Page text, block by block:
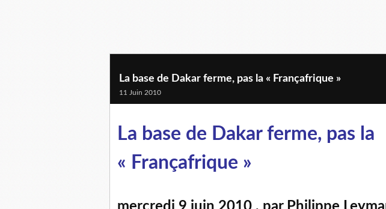
La base de Dakar ferme, pas la « Françafrique »
11 Juin 2010
La base de Dakar ferme, pas la
« Françafrique »